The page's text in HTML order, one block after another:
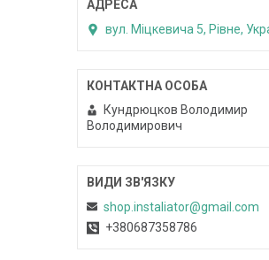
вул. Міцкевича 5, Рівне,
Кундрюцков Володимир
Володимирович
shop.instaliator@gmail.com
+380687358786